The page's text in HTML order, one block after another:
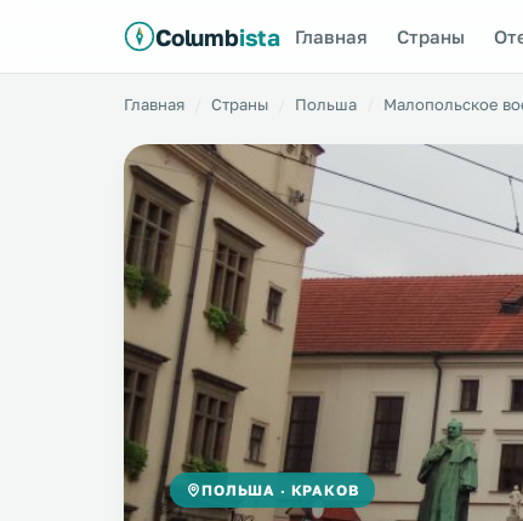
Columbista Главная Страны
Главная Страны Польша Малопольское
ПОЛЬША · КРАКОВ